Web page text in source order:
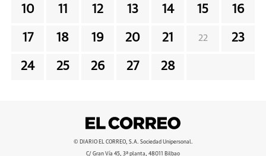
10 11 12 13 14 15 16
17 18 19 20 21 22 23
24 25 26 27 28
© DIARIO EL CORREO, S.A. Sociedad Unipersonal.
C/ Gran Vía 45, 3ª planta, 48011 Bilbao